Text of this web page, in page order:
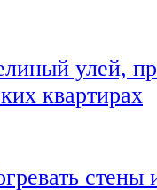
улей,
квартирах
стены